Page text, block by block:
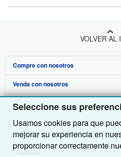
Seleccione sus
Usamos cookies para que
mejorar su experiencia en
proporcionar correctamente
VOLVER AL
Compre con nosotros
Búsqueda avanzada
Colecciones
Mi cuenta
Mis pedidos
Venda con nosotros
Comenzar a vender
Únase a nuestro programa de afiliados
Recomiende un vendedor
Sobre nosotros
Sobre IberLibro
Medios
Obtener Ayuda
Preguntas frecuentes y guías
Otras compañías de AbeBooks